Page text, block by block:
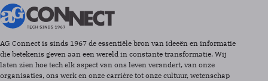
AG Connect is sinds 1967 de essentiële bron van ideeën en informatie
die betekenis geven aan een wereld in constante transformatie. Wij
laten zien hoe tech elk aspect van ons leven verandert, van onze
organisaties, ons werk en onze carrière tot onze cultuur, wetenschap